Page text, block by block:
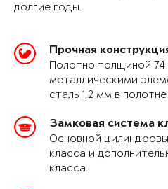
долгие годы.
Прочная
Полотно толщиной
металлическими
сталь 1,2 мм в
Замковая система
Основной
класса и
класса.